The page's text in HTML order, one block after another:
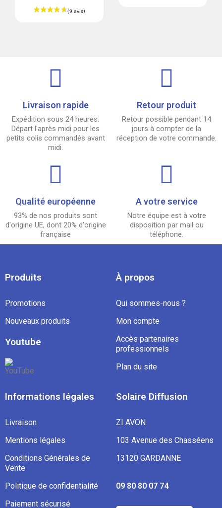
Livraison rapide
Expédition sous 24 heures.
Départ l'après midi pour les
petits colis commandés avant
midi.
Retour produit
Retour possible pendant 14
jours à compter de la
réception de votre commande.
Qualité européenne
93% de nos produits sont
d'origine UE, dont 20% d'origine
française
A votre service
Notre équipe est à votre
disposition par mail ou
téléphone.
Produits
Promotions
Nouveaux produits
Youtube
À propos
Qui sommes-nous ?
Mon compte
Accès partenaires
professionnels
Plan du site
Informations légales
Livraison
Mentions légales
Conditions Générales de
Vente
Politique de confidentialité
Paiement sécurisé
Solaire Diffusion
ZI AVON
103 Avenue des Chasséens
13120 GARDANNE
09 80 80 07 74